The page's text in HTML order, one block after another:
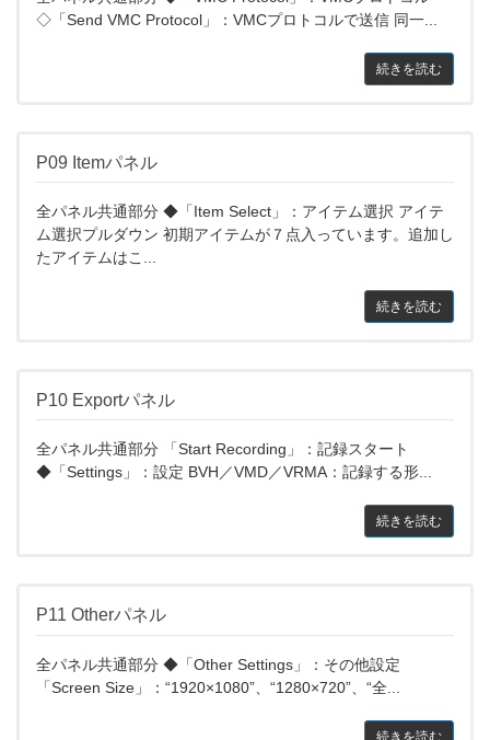
◇「Send VMC Protocol」：VMCプロトコルで送信 同一...
続きを読む
P09 Itemパネル
全パネル共通部分 ◆「Item Select」：アイテム選択 アイテ
ム選択プルダウン 初期アイテムが７点入っています。追加し
たアイテムはこ...
続きを読む
P10 Exportパネル
全パネル共通部分 「Start Recording」：記録スタート
◆「Settings」：設定 BVH／VMD／VRMA：記録する形...
続きを読む
P11 Otherパネル
全パネル共通部分 ◆「Other Settings」：その他設定
「Screen Size」：“1920×1080”、“1280×720”、“全...
続きを読む